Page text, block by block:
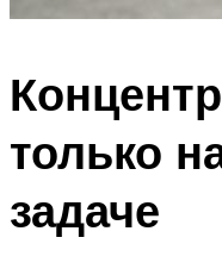
только
задаче